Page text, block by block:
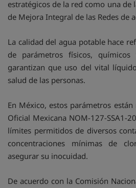
estratégicos de la red como una de
de Mejora Integral de las Redes de
La calidad del agua potable hace
de parámetros físicos,
garantizan que uso del vital
salud de las personas.
En México, estos parámetros
Oficial Mexicana NOM-127-SSA1-
límites permitidos de diversos
concentraciones mínimas de
asegurar su inocuidad.
De acuerdo con la Comisión